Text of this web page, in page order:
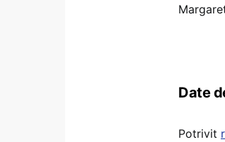
Date
Potrivit